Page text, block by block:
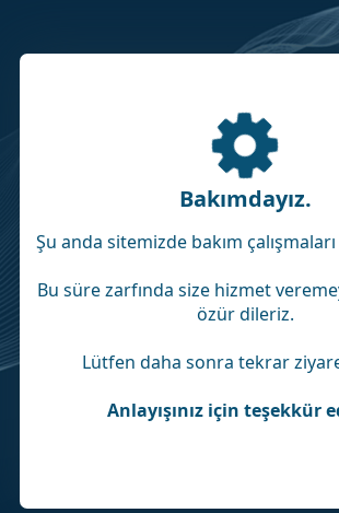
Bakımdayız.
Şu anda sitemizde bakım çalışmaları
Bu süre zarfında size hizmet
özür dileriz.
Lütfen daha sonra tekrar
Anlayışınız için teşekkür